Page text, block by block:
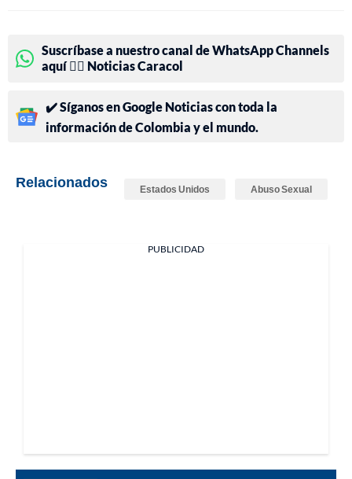
Suscríbase a nuestro canal de WhatsApp Channels
aquí 👉🏻 Noticias Caracol
✔️ Síganos en Google Noticias con toda la
información de Colombia y el mundo.
Relacionados Estados Unidos Abuso Sexual
PUBLICIDAD